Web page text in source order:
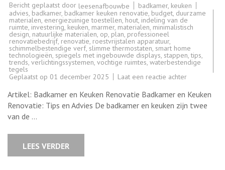
Bericht geplaatst door leesenafbouwbe badkamer, keuken
advies, badkamer, badkamer keuken renovatie, budget, duurzame
materialen, energiezuinige toestellen, hout, indeling van de
ruimte, investering, keuken, marmer, materialen, minimalistisch
design, natuurlijke materialen, op, plan, professioneel
renovatiebedrijf, renovatie, roestvrijstalen apparatuur,
schimmelbestendige verf, slimme thermostaten, smart home
technologieën, spiegels met ingebouwde displays, stappen,tips,
trends, verlichtingssystemen, vochtige ruimtes, waterbestendige
tegels
Geplaatst op 01 december 2025 Laat een reactie achterop
voor
een
Succesvolle
Badkamer-
Artikel: Badkamer en Keuken Renovatie Badkamer en Keuken
Renovatie: Tips en Advies De badkamer en keuken zijn twee
van de …
LEES VERDER